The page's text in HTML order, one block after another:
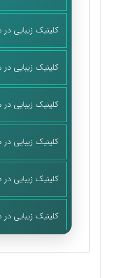
کلینیک زیبایی در
کلینیک زیبایی در
کلینیک زیبایی در
کلینیک زیبایی در
کلینیک زیبایی در
کلینیک زیبایی در